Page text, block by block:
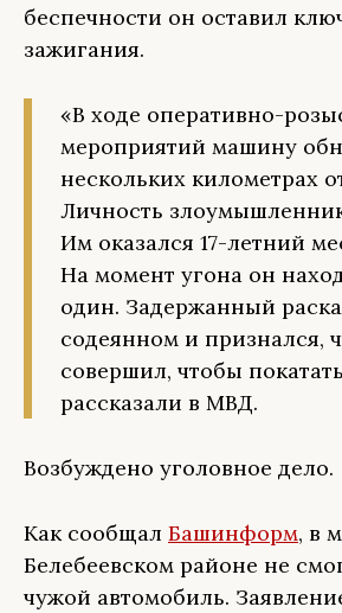
беспечности он оставил
зажигания.
«В ходе оперативно-
мероприятий машину
нескольких километрах
Личность
Им оказался 17-летний
На момент угона он
один. Задержанный
содеянном и признался,
совершил, чтобы
рассказали в МВД.
Возбуждено уголовное дело.
Как сообщал Башинформ, в
Белебеевском районе не
чужой автомобиль.